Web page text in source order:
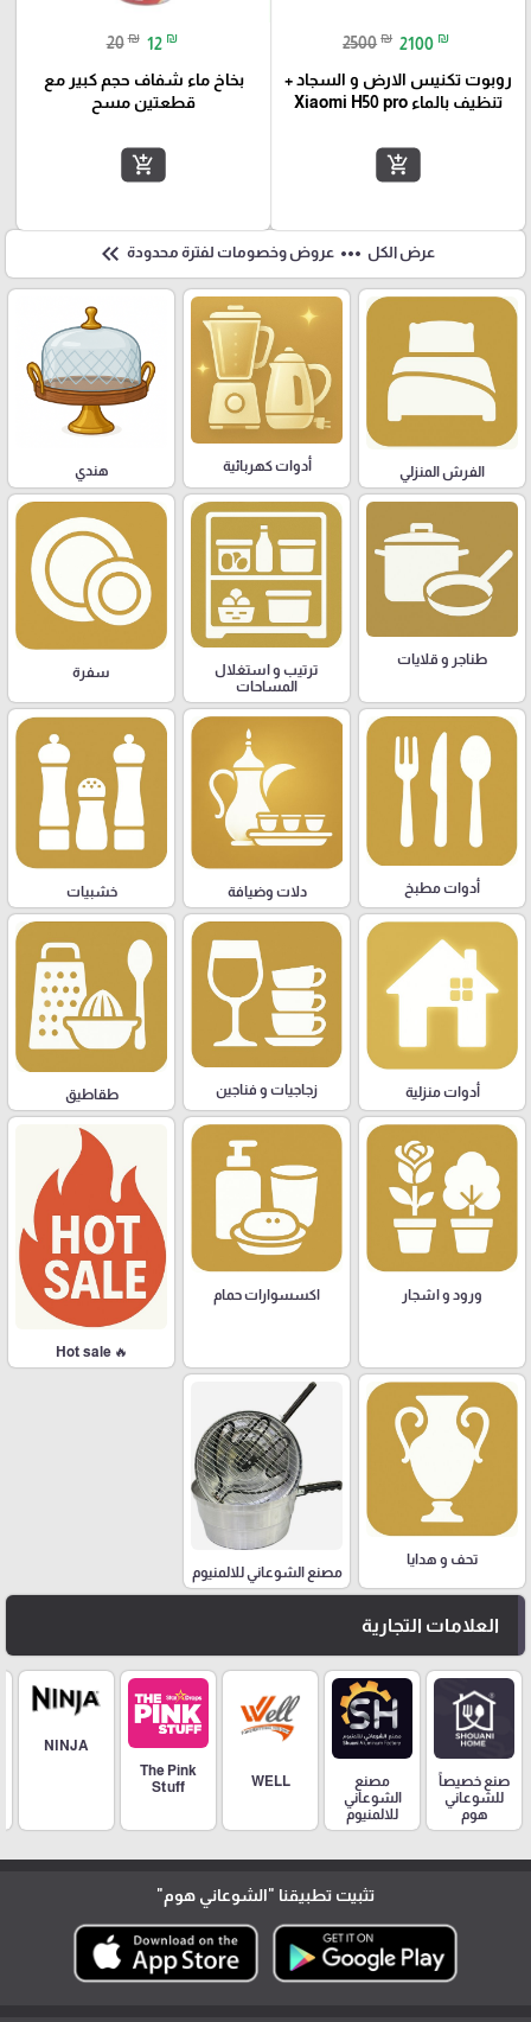
2500 ₪ 2100 ₪
روبوت تكنيس الارض و السجاد +
تنظيف بالماء Xiaomi H50 pro
add_shopping_cart
20 ₪ 12 ₪
بخاخ ماء شفاف حجم كبير مع
قطعتين مسح
add_shopping_cart
عرض الكل more_horiz عروض وخصومات لفترة محدودة keyboard_double_arrow_left
الفرش المنزلي أدوات كهربائية هندي
طناجر و قلايات
ترتيب و استغلال
المساحات
سفرة
أدوات مطبخ دلات وضيافة خشبيات
أدوات منزلية زجاجيات و فناجين طقاطيق
ورود و اشجار اكسسوارات حمام
🔥 Hot sale
تحف و هدايا
مصنع الشوعاني للالمنيوم
العلامات التجارية
صنع خصيصاً
للشوعاني
هوم
مصنع
الشوعاني
للالمنيوم
WELL
The Pink
Stuff
NINJA
تثبيت تطبيقنا "الشوعاني هوم"